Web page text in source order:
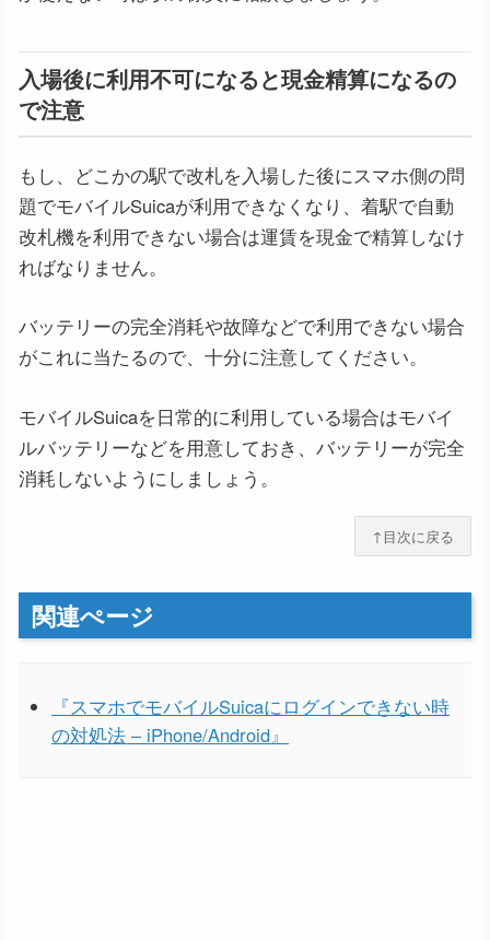
入場後に利用不可になると現金精算になるの
で注意
もし、どこかの駅で改札を入場した後にスマホ側の問
題でモバイルSuicaが利用できなくなり、着駅で自動
改札機を利用できない場合は運賃を現金で精算しなけ
ればなりません。
バッテリーの完全消耗や故障などで利用できない場合
がこれに当たるので、十分に注意してください。
モバイルSuicaを日常的に利用している場合はモバイ
ルバッテリーなどを用意しておき、バッテリーが完全
消耗しないようにしましょう。
↑目次に戻る
関連ぺージ
『スマホでモバイルSuicaにログインできない時
の対処法 – iPhone/Android』